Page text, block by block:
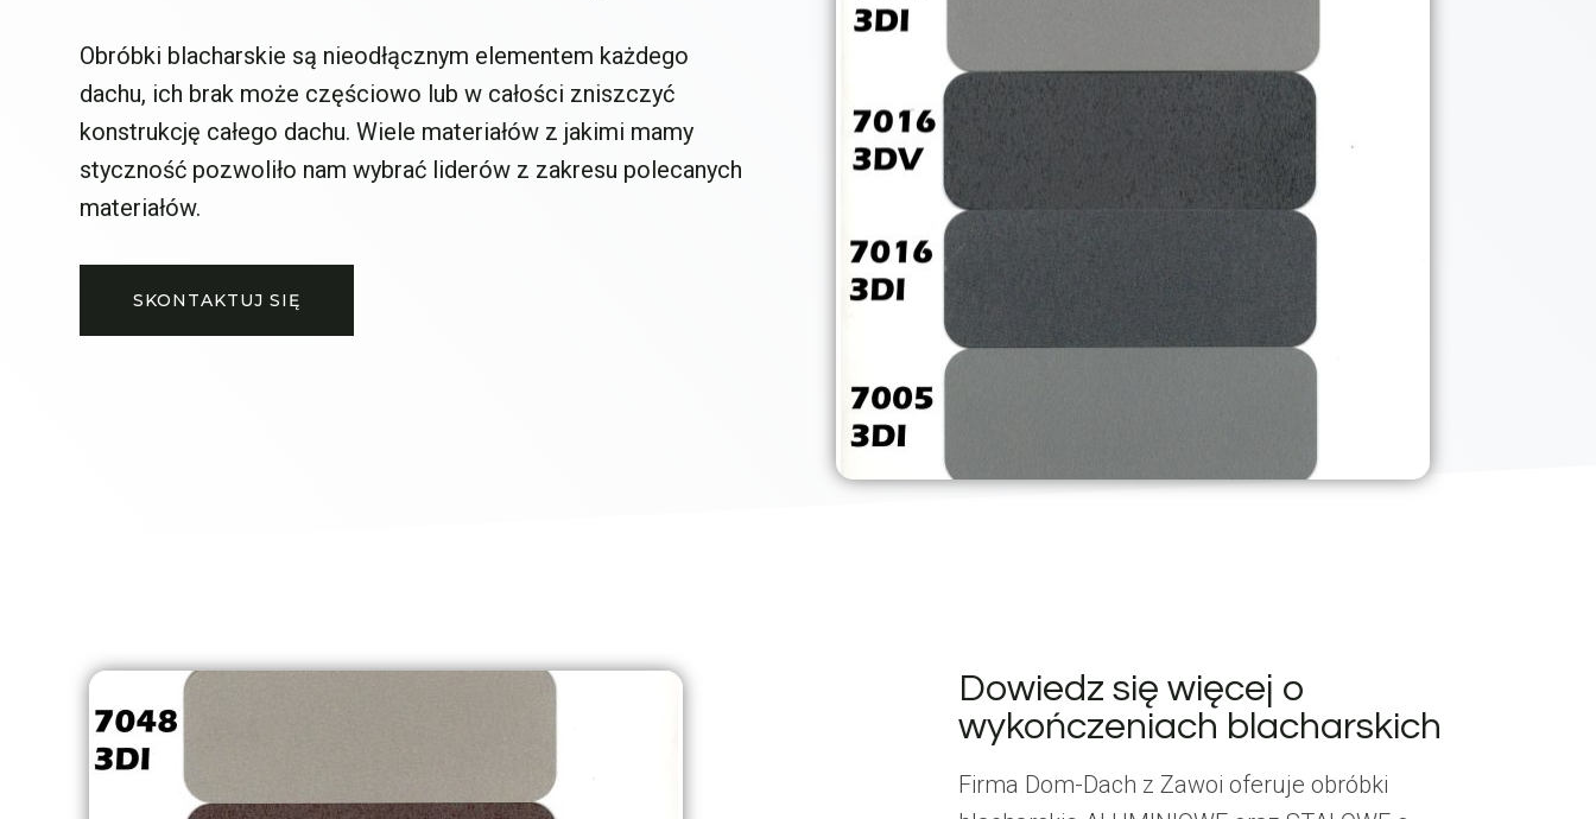
Obróbki blacharskie są nieodłącznym elementem każdego
dachu, ich brak może częściowo lub w całości zniszczyć
konstrukcję całego dachu. Wiele materiałów z jakimi mamy
styczność pozwoliło nam wybrać liderów z zakresu polecanych
materiałów.
SKONTAKTUJ SIĘ
Dowiedz się więcej o
wykończeniach blacharskich
Firma Dom-Dach z Zawoi oferuje obróbki